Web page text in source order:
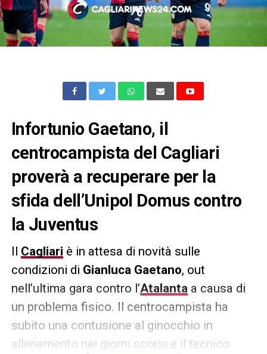
Infortunio Gaetano, il
centrocampista del Cagliari
proverà a recuperare per la
sfida dell’Unipol Domus contro
la Juventus
Il Cagliari è in attesa di novità sulle
condizioni di Gianluca Gaetano, out
nell’ultima gara contro l’Atalantaa causa di
un problema fisico. Il centrocampista ha
subito una contusione al ginocchio in
allenamento nei giorni scorsi e il tecnico